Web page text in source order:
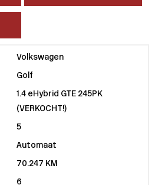
Volkswagen
Golf
1.4 eHybrid GTE 245PK
(VERKOCHT!)
5
Automaat
70.247 KM
6